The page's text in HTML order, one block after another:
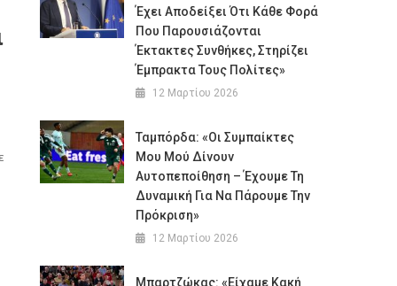
Έχει Αποδείξει Ότι Κάθε Φορά
Που Παρουσιάζονται
Έκτακτες Συνθήκες, Στηρίζει
Έμπρακτα Τους Πολίτες»
12 Μαρτίου 2026
Ταμπόρδα: «Οι Συμπαίκτες
Μου Μού Δίνουν
Αυτοπεποίθηση – Έχουμε Τη
Δυναμική Για Να Πάρουμε Την
Πρόκριση»
12 Μαρτίου 2026
Μπαρτζώκας: «Είχαμε Κακή